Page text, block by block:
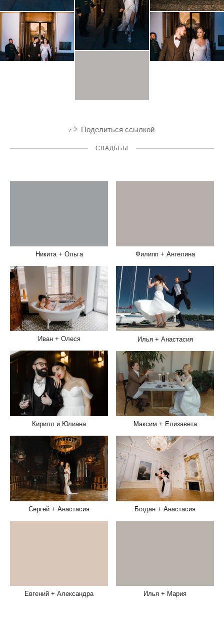
Поделиться ссылкой
СВАДЬБЫ
Никита + Ольга Филипп + Ангелина
Иван + Олеся Илья + Анастасия
Кирилл и Юлиана Максим + Елизавета
Сергей + Анастасия Богдан + Анастасия
Евгений + Александра Илья + Мария